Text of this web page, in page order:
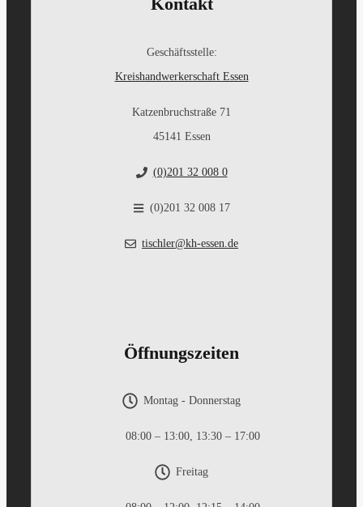
Geschäftsstelle:
Kreishandwerkerschaft Essen
Katzenbruchstraße 71
45141 Essen
(0)201 32 008 0
(0)201 32 008 17
tischler@kh-essen.de
Öffnungszeiten
Montag - Donnerstag
08:00 – 13:00, 13:30 – 17:00
Freitag